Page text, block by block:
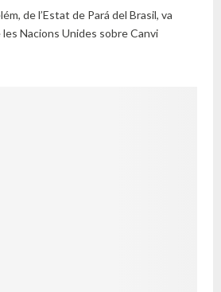
de l’Estat de Pará del Brasil, va
les Nacions Unides sobre Canvi